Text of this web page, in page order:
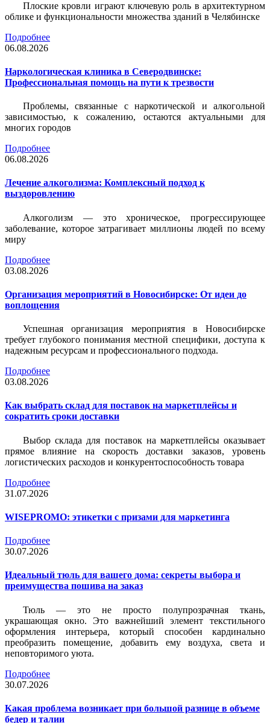
Плоские кровли играют ключевую роль в архитектурном
облике и функциональности множества зданий в Челябинске
Подробнее
06.08.2026
Наркологическая клиника в Северодвинске:
Профессиональная помощь на пути к трезвости
Проблемы, связанные с наркотической и алкогольной
зависимостью, к сожалению, остаются актуальными для
многих городов
Подробнее
06.08.2026
Лечение алкоголизма: Комплексный подход к
выздоровлению
Алкоголизм — это хроническое, прогрессирующее
заболевание, которое затрагивает миллионы людей по всему
миру
Подробнее
03.08.2026
Организация мероприятий в Новосибирске: От идеи до
воплощения
Успешная организация мероприятия в Новосибирске
требует глубокого понимания местной специфики, доступа к
надежным ресурсам и профессионального подхода.
Подробнее
03.08.2026
Как выбрать склад для поставок на маркетплейсы и
сократить сроки доставки
Выбор склада для поставок на маркетплейсы оказывает
прямое влияние на скорость доставки заказов, уровень
логистических расходов и конкурентоспособность товара
Подробнее
31.07.2026
WISEPROMO: этикетки с призами для маркетинга
Подробнее
30.07.2026
Идеальный тюль для вашего дома: секреты выбора и
преимущества пошива на заказ
Тюль — это не просто полупрозрачная ткань,
украшающая окно. Это важнейший элемент текстильного
оформления интерьера, который способен кардинально
преобразить помещение, добавить ему воздуха, света и
неповторимого уюта.
Подробнее
30.07.2026
Какая проблема возникает при большой разнице в объеме
бедер и талии